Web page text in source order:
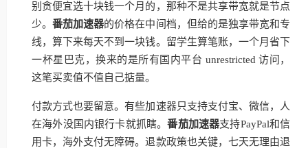
别贪便宜选十块钱一个月的，那种不是共享带宽就是节点
少。番茄加速器的价格在中间档，但给的是独享带宽和专
线，算下来每天不到一块钱。留学生算笔账，一个月省下
一杯星巴克，换来的是所有国内平台 unrestricted 访问，
这笔买卖值不值自己掂量。
付款方式也要留意。有些加速器只支持支付宝、微信，人
在海外没国内银行卡就抓瞎。番茄加速器支持PayPal和信
用卡，海外支付无障碍。退款政策也关键，七天无理由退